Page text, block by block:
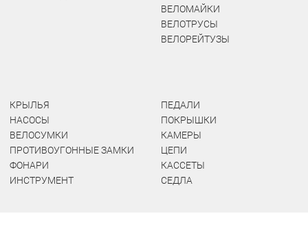
ВЕЛОМАЙКИ
ВЕЛОТРУСЫ
ВЕЛОРЕЙТУЗЫ
КРЫЛЬЯ
НАСОСЫ
ВЕЛОСУМКИ
ПРОТИВОУГОННЫЕ ЗАМКИ
ФОНАРИ
ИНСТРУМЕНТ
ПЕДАЛИ
ПОКРЫШКИ
КАМЕРЫ
ЦЕПИ
КАССЕТЫ
СЕДЛА